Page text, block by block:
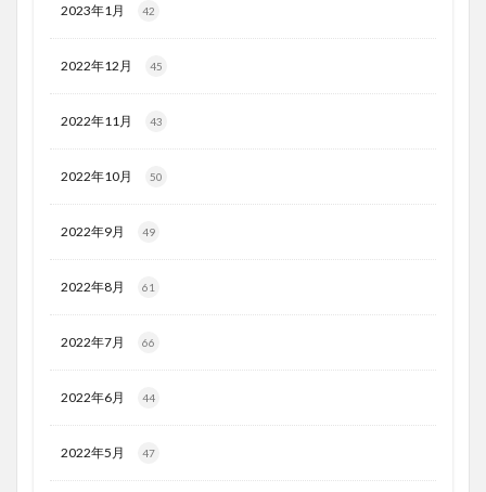
2023年1月 42
2022年12月 45
2022年11月 43
2022年10月 50
2022年9月 49
2022年8月 61
2022年7月 66
2022年6月 44
2022年5月 47